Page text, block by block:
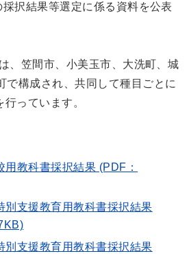
択結果等選定に係る資料を公表
、笠間市、小美玉市、大洗町、城
で構成され、共同して種目ごとに
っています。
用教科書採択結果 (PDF：
別支援教育用教科書採択結果
別支援教育用教科書採択結果